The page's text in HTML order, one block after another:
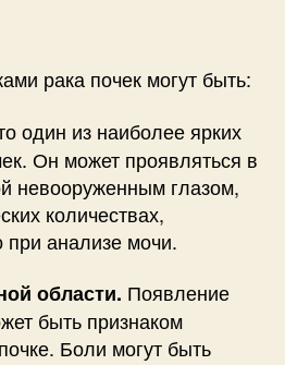
рака почек могут быть:
один из наиболее ярких
Он может проявляться в
невооруженным глазом,
количествах,
анализе мочи.
области. Появление
быть признаком
Боли могут быть